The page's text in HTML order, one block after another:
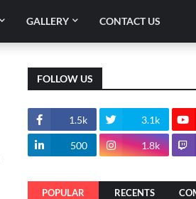
GALLERY CONTACT US
FOLLOW US
1.5k 3.1k
500 1.8k
POPULAR RECENTS